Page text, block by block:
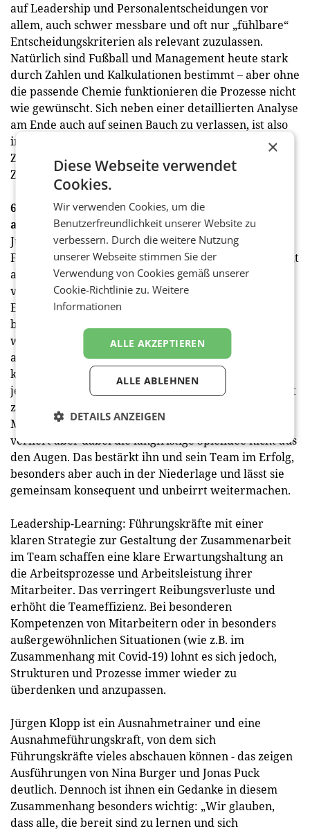
auf Leadership und Personalentscheidungen vor
allem, auch schwer messbare und oft nur „fühlbare“
Entscheidungskriterien als relevant zuzulassen.
Natürlich sind Fußball und Management heute stark
durch Zahlen und Kalkulationen bestimmt – aber ohne
die passende Chemie funktionieren die Prozesse nicht
wie gewünscht. Sich neben einer detaillierten Analyse
am Ende auch auf seinen Bauch zu verlassen, ist also
in keiner Form unprofessionell, sondern oft ein
Zeichen einer klaren Philosophie der
Zusammenarbeit.
6. Jürgen Klopp hat eine klare Strategie – ist aber
auch bereit zu lernen
Jürgen Klopp hat eine klare Idee, wie erfolgreicher
Fußball funktionieren kann. Dabei setzt er konsequent
auf seine bewährten Methoden, die er aber stets
vorsichtig an neue Gegebenheiten anpasst. Viele
Elemente des Liverpooler Spielsystems kennt man
bereits aus Dortmund oder sogar Mainz – andere
wurden erst in Liverpool entwickelt, revolutionieren
aber nicht die Spielidee, sondern entwickeln sie
konsequent weiter. Diese Stabilität führt dazu, dass
jeder Spieler genau weiß, was er in welchem Moment
zu tun hat. Klopp fokussiert sich zwar auf den
Moment, denkt von einem Spiel zum nächsten,
verliert aber dabei die langfristige Spielidee nicht aus
den Augen. Das bestärkt ihn und sein Team im Erfolg,
besonders aber auch in der Niederlage und lässt sie
gemeinsam konsequent und unbeirrt weitermachen.
Leadership-Learning: Führungskräfte mit einer
klaren Strategie zur Gestaltung der Zusammenarbeit
im Team schaffen eine klare Erwartungshaltung an
die Arbeitsprozesse und Arbeitsleistung ihrer
Mitarbeiter. Das verringert Reibungsverluste und
erhöht die Teameffizienz. Bei besonderen
Kompetenzen von Mitarbeitern oder in besonders
außergewöhnlichen Situationen (wie z.B. im
Zusammenhang mit Covid-19) lohnt es sich jedoch,
Strukturen und Prozesse immer wieder zu
überdenken und anzupassen.
Jürgen Klopp ist ein Ausnahmetrainer und eine
Ausnahmeführungskraft, von dem sich
Führungskräfte vieles abschauen können - das zeigen
Ausführungen von Nina Burger und Jonas Puck
deutlich. Dennoch ist ihnen ein Gedanke in diesem
Zusammenhang besonders wichtig: „Wir glauben,
dass alle, die bereit sind zu lernen und sich
×
Diese Webseite verwendet
Cookies.
Wir verwenden Cookies, um die
Benutzerfreundlichkeit unserer Website zu
verbessern. Durch die weitere Nutzung
unserer Webseite stimmen Sie der
Verwendung von Cookies gemäß unserer
Cookie-Richtlinie zu.Weitere
Informationen
ALLE AKZEPTIEREN
ALLE ABLEHNEN
DETAILS ANZEIGEN